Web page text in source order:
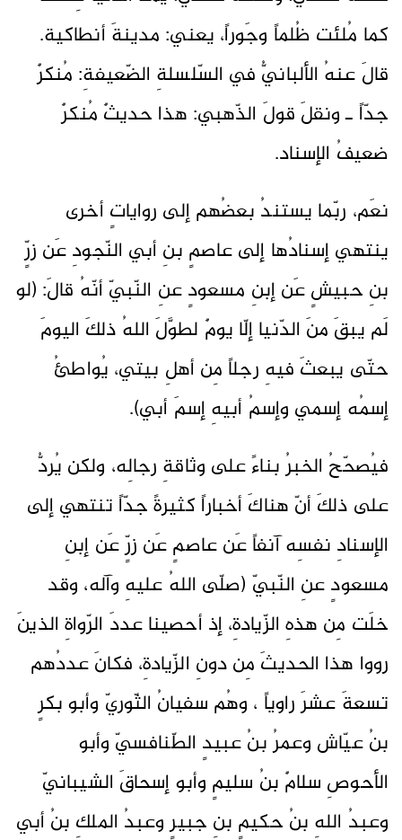
كما مُلئت ظُلماً وجَوراً، يعني: مدينةَ أنطاكية.
قالَ عنهُ الألبانيُّ في السّلسلةِ الضّعيفةِ: مُنكرٌ
جدّاً ـ ونقلَ قولَ الذّهبي: هذا حديثٌ مُنكرٌ
ضعيفُ الإسناد.
نعَم، ربّما يستندُ بعضُهم إلى رواياتٍ أخرى
ينتهي إسنادُها إلى عاصمٍ بنِ أبي النّجودِ عَن زرٍّ
بنِ حبيشٍ عَن إبنِ مسعودٍ عنِ النّبيّ أنّهُ قالَ: (لو
لَم يبقَ منَ الدّنيا إلّا يومٌ لطوَّلَ اللهُ ذلكَ اليومَ
حتّى يبعثَ فيهِ رجلاً مِن أهلِ بيتي، يُواطئُ
إسمُه إسمي وإسمُ أبيهِ إسمَ أبي).
فيُصحّحُ الخبرُ بناءً على وثاقةِ رجالِه، ولكن يُردُّ
على ذلكَ أنّ هناكَ أخباراً كثيرةً جدّاً تنتهي إلى
الإسنادِ نفسِه آنفاً عَن عاصمٍ عَن زرٍّ عَن إبنِ
مسعودٍ عنِ النّبيّ (صلّى اللهُ عليهِ وآله، وقد
خلَت مِن هذهِ الزّيادةِ، إذ أحصينا عددَ الرّواةِ الذينَ
رووا هذا الحديثَ مِن دونِ الزّيادةِ، فكانَ عددُهم
تسعةَ عشرَ راوياً ، وهُم سفيانُ الثّوريّ وأبو بكرٍ
بنُ عيّاش وعمرُ بنُ عبيدٍ الطّنافسيّ وأبو
الأحوصِ سلامٌ بنُ سليمٍ وأبو إسحاقَ الشيبانيّ
وعبدُ اللهِ بنُ حكيمٍ بنِ جبيرٍ وعبدُ الملكِ بنُ أبي